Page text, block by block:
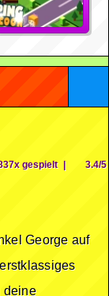
gespielt |
3.4/5
George auf
deine